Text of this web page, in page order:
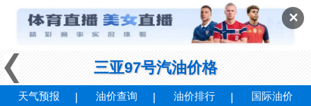
✕
三亚97号汽油价格
天气预报 油价查询 油价排行
国际油价